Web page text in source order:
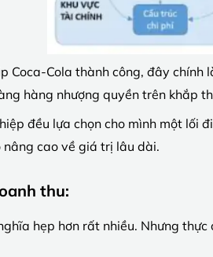
Coca-Cola thành công, đây
hàng nhượng quyền trên khắp
đều lựa chọn cho mình một lối
cao về giá trị lâu dài.
thu:
hẹp hơn rất nhiều. Nhưng